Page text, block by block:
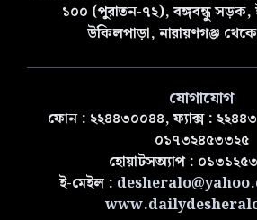
১০০ (পুরাতন-৭২), বঙ্গবন্ধু সড়ক,
উকিলপাড়া, নারায়ণগঞ্জ
যোগাযোগ
ফোন : ২২৪৪৩০০৪৪, ফ্যাক্স :
০১৭৩২৪৫৩৩২৫
হোয়াটসঅ্যাপ :
ই-মেইল :